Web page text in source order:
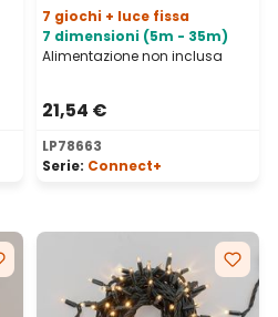
7 giochi + luce fissa
7 dimensioni (5m - 35m)
Alimentazione non inclusa
21,54 €
LP78663
Serie: Connect+